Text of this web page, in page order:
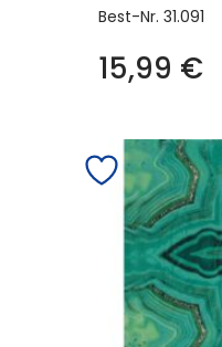
Best-Nr. 31.091
15,99 €